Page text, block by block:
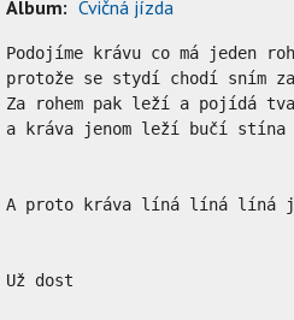
Album: Cvičná jízda
Podojíme krávu co má jeden
protože se stydí chodí sním
Za rohem pak leží a pojídá
a kráva jenom leží bučí stína
A proto kráva líná líná líná
Už dost